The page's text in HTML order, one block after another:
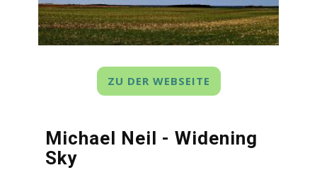
ZU DER WEBSEITE
Michael Neil - Widening
Sky